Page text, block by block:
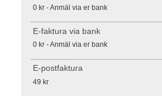
0 kr - Anmäl via er bank
E-faktura via bank
0 kr - Anmäl via er bank
E-postfaktura
49 kr